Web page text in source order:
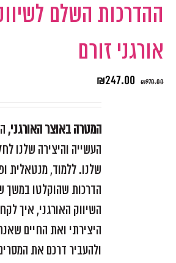
ההדרכות השלם
אורגני זורם
₪970.00
₪247.00
המטרה באוצר האורגני,
העשייה והיצירה שלנו
שלנו. ללמוד, מנטאלית
הדרכות שהוקלטו במשך
השיווק האורגני, איך
היצירתי ואת החיים
ולהעביר דרכם את